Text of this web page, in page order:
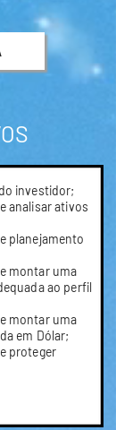
investidor;
analisar ativos
planejamento
montar uma
ao perfil
montar uma
em Dólar;
proteger